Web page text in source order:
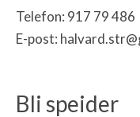
Telefon: 917 79 486
E-post:
Bli speider